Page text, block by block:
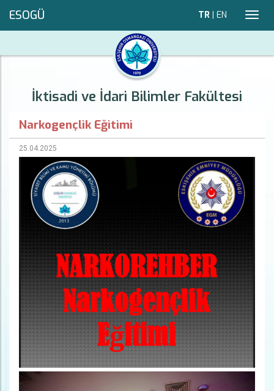
ESOGÜ TR | EN
İktisadi ve İdari Bilimler Fakültesi
Narkogençlik Eğitimi
25.04.2025